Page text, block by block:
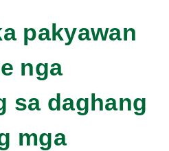
pakyawan
nga
sa daghang
mga